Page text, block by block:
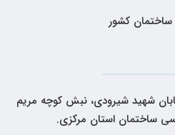
کشور
شهید شیرودی، نبش کوچه مریم
ساختمان استان مرکزی.